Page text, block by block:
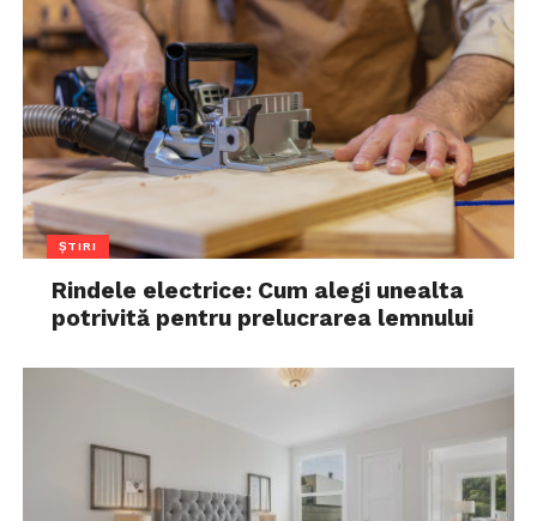
ȘTIRI
Rindele electrice: Cum alegi unealta
potrivită pentru prelucrarea lemnului